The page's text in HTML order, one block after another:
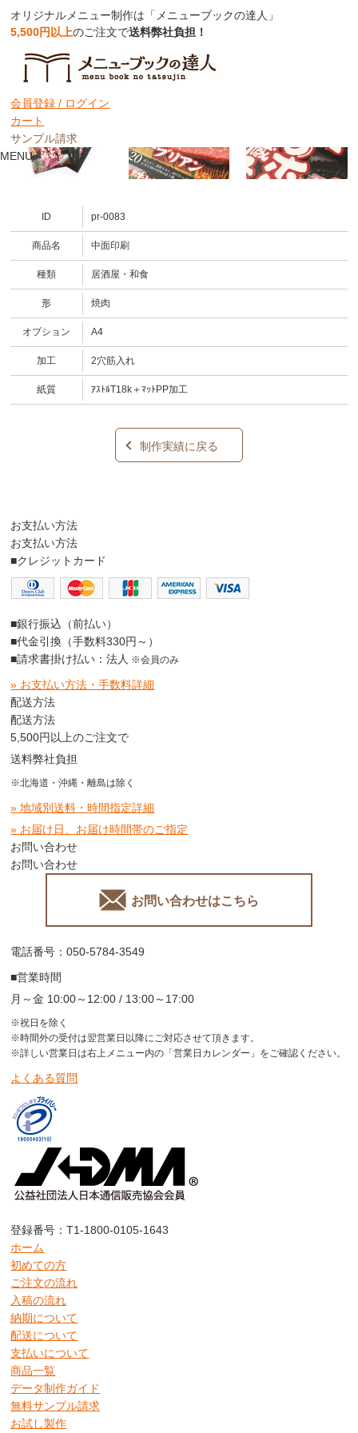
オリジナルメニュー制作は「メニューブックの達人」
5,500円以上のご注文で送料弊社負担！
会員登録 / ログイン
カート
サンプル請求
MENU
中面印刷
ID pr-0083
商品名 中面印刷
種類 居酒屋・和食
形 焼肉
オプション A4
加工 2穴筋入れ
紙質 ｱｽﾄﾙT18k＋ﾏｯﾄPP加工
制作実績に戻る
お支払い方法
お支払い方法
■クレジットカード
■銀行振込（前払い）
■代金引換（手数料330円～）
■請求書掛け払い：法人 ※会員のみ
» お支払い方法・手数料詳細
配送方法
配送方法
5,500円以上のご注文で
送料弊社負担
※北海道・沖縄・離島は除く
» 地域別送料・時間指定詳細
» お届け日、お届け時間帯のご指定
お問い合わせ
お問い合わせ
お問い合わせはこちら
電話番号：050-5784-3549
■営業時間
月～金 10:00～12:00 / 13:00～17:00
※祝日を除く
※時間外の受付は翌営業日以降にご対応させて頂きます。
※詳しい営業日は右上メニュー内の「営業日カレンダー」をご確認ください。
よくある質問
登録番号：T1-1800-0105-1643
ホーム
初めての方
ご注文の流れ
入稿の流れ
納期について
配送について
支払いについて
商品一覧
データ制作ガイド
無料サンプル請求
お試し製作